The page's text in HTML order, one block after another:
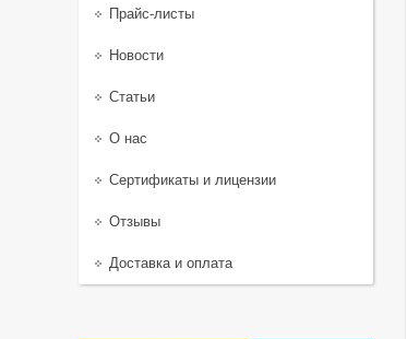
Прайс-листы
Новости
Статьи
О нас
Сертификаты и лицензии
Отзывы
Доставка и оплата